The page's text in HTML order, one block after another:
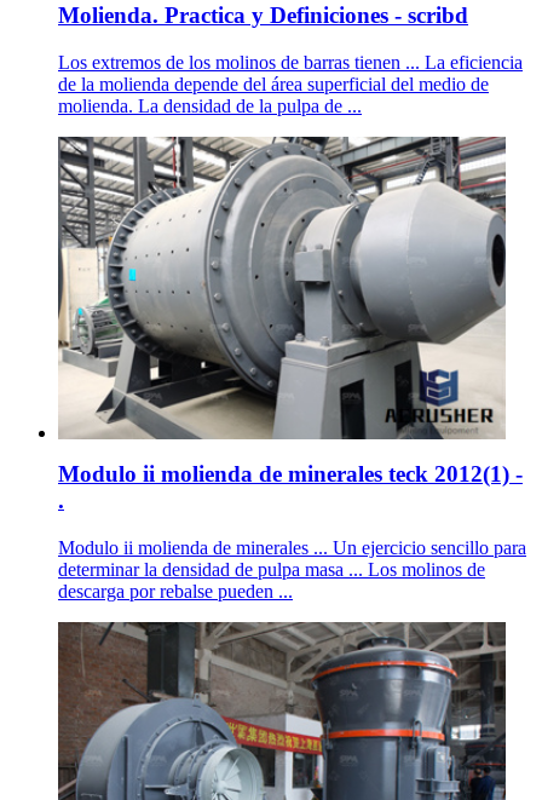
Molienda. Practica y Definiciones - scribd
Los extremos de los molinos de barras tienen ... La eficiencia
de la molienda depende del área superficial del medio de
molienda. La densidad de la pulpa de ...
Modulo ii molienda de minerales teck 2012(1) -
.
Modulo ii molienda de minerales ... Un ejercicio sencillo para
determinar la densidad de pulpa masa ... Los molinos de
descarga por rebalse pueden ...